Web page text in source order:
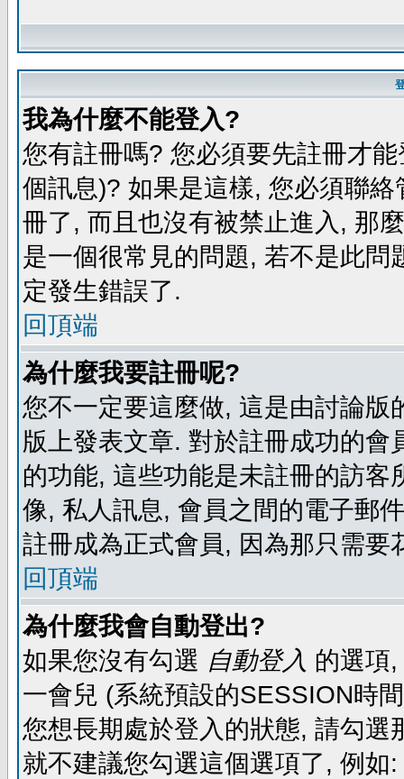
我為什麼不能登入?
您有註冊嗎? 您必須要先註冊才
個訊息)? 如果是這樣, 您必須聯
冊了, 而且也沒有被禁止進入, 那
是一個很常見的問題, 若不是此
定發生錯誤了.
回頂端
為什麼我要註冊呢?
您不一定要這麼做, 這是由討論
版上發表文章. 對於註冊成功的
的功能, 這些功能是未註冊的訪
像, 私人訊息, 會員之間的電子郵
註冊成為正式會員, 因為那只需要
回頂端
為什麼我會自動登出?
如果您沒有勾選 自動登入 的選項
一會兒 (系統預設的SESSION時
您想長期處於登入的狀態, 請勾
就不建議您勾選這個選項了, 例